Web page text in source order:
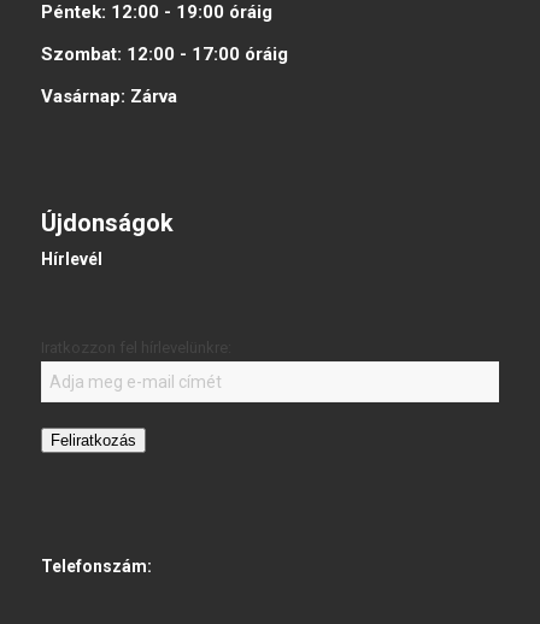
Péntek: 12:00 - 19:00 óráig
Szombat: 12:00 - 17:00 óráig
Vasárnap: Zárva
Újdonságok
Hírlevél
Feliratkozás
Telefonszám: